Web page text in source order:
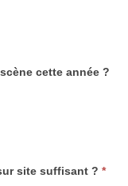
cette année ?
site suffisant ? *